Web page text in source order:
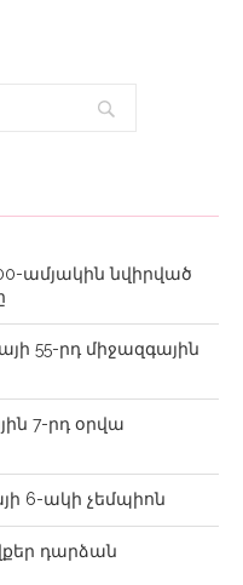
ամյակին նվիրված
55-րդ միջազգային
7-րդ օրվա
6-ակի չեմպիոն
դարձան